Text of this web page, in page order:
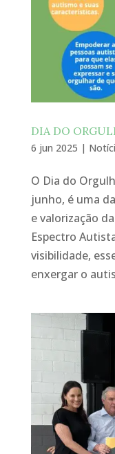
DIA DO
6 jun 2025 |
O Dia do
junho, é uma
e valorização
Espectro
visibilidade,
enxergar o